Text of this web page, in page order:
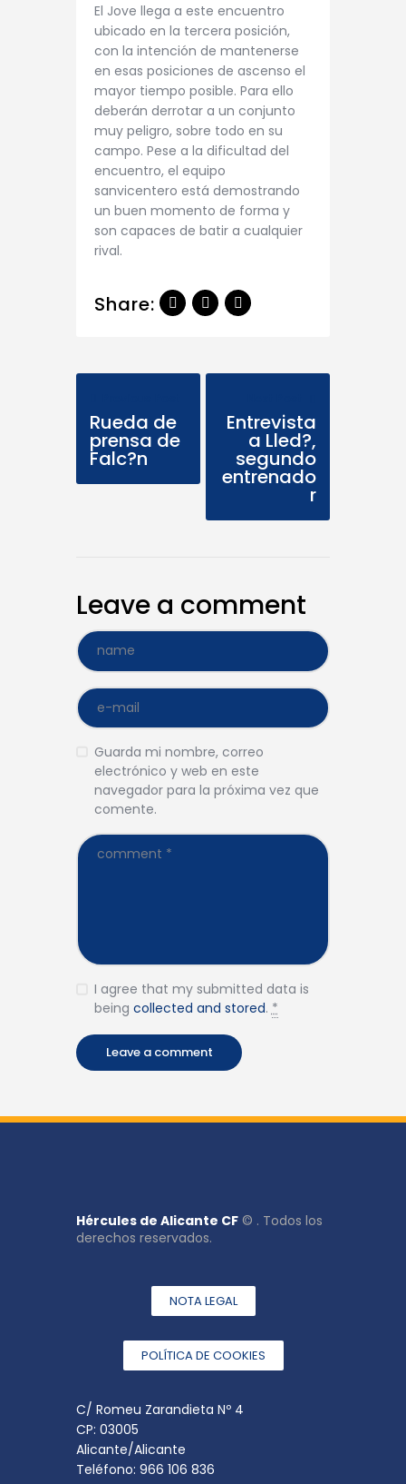
El Jove llega a este encuentro
ubicado en la tercera posición,
con la intención de mantenerse
en esas posiciones de ascenso el
mayor tiempo posible. Para ello
deberán derrotar a un conjunto
muy peligro, sobre todo en su
campo. Pese a la dificultad del
encuentro, el equipo
sanvicentero está demostrando
un buen momento de forma y
son capaces de batir a cualquier
rival.
Share:
Rueda de
prensa de
Falc?n
Entrevista
a Lled?,
segundo
entrenado
r
Leave a comment
Guarda mi nombre, correo
electrónico y web en este
navegador para la próxima vez que
comente.
I agree that my submitted data is
being collected and stored.*
Hércules de Alicante CF © . Todos los
derechos reservados.
NOTA LEGAL
POLÍTICA DE COOKIES
C/ Romeu Zarandieta Nº 4
CP: 03005
Alicante/Alicante
Teléfono: 966 106 836